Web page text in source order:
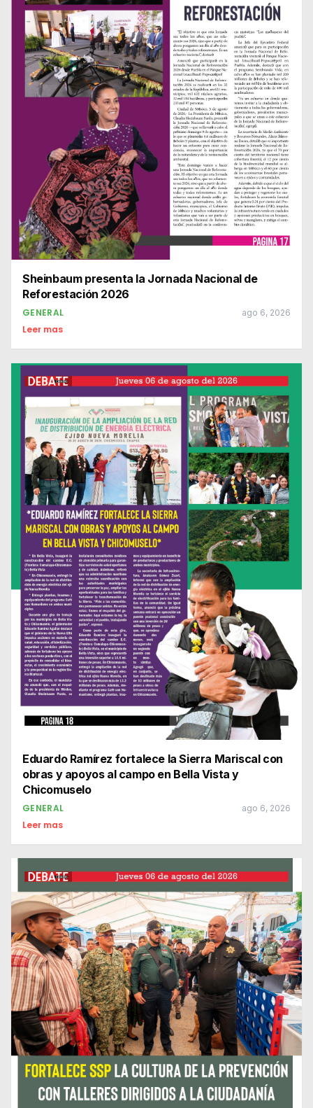
Sheinbaum presenta la Jornada Nacional de
Reforestación 2026
GENERAL ago 6, 2026
Leer mas
Eduardo Ramírez fortalece la Sierra Mariscal con
obras y apoyos al campo en Bella Vista y
Chicomuselo
GENERAL ago 6, 2026
Leer mas